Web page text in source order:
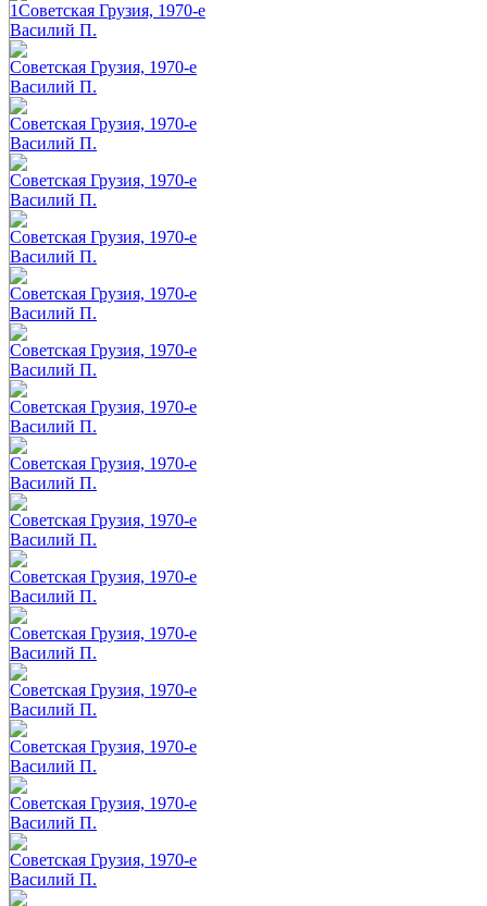
1Советская Грузия, 1970-е
Василий П.
Советская Грузия, 1970-е
Василий П.
Советская Грузия, 1970-е
Василий П.
Советская Грузия, 1970-е
Василий П.
Советская Грузия, 1970-е
Василий П.
Советская Грузия, 1970-е
Василий П.
Советская Грузия, 1970-е
Василий П.
Советская Грузия, 1970-е
Василий П.
Советская Грузия, 1970-е
Василий П.
Советская Грузия, 1970-е
Василий П.
Советская Грузия, 1970-е
Василий П.
Советская Грузия, 1970-е
Василий П.
Советская Грузия, 1970-е
Василий П.
Советская Грузия, 1970-е
Василий П.
Советская Грузия, 1970-е
Василий П.
Советская Грузия, 1970-е
Василий П.